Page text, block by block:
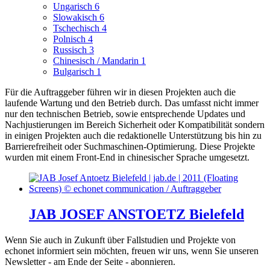
Ungarisch 6
Slowakisch 6
Tschechisch 4
Polnisch 4
Russisch 3
Chinesisch / Mandarin 1
Bulgarisch 1
Für die Auftraggeber führen wir in diesen Projekten auch die
laufende Wartung und den Betrieb durch. Das umfasst nicht immer
nur den technischen Betrieb, sowie entsprechende Updates und
Nachjustierungen im Bereich Sicherheit oder Kompatibilität sondern
in einigen Projekten auch die redaktionelle Unterstützung bis hin zu
Barrierefreiheit oder Suchmaschinen-Optimierung. Diese Projekte
wurden mit einem Front-End in chinesischer Sprache umgesetzt.
JAB JOSEF ANSTOETZ Bielefeld
Wenn Sie auch in Zukunft über Fallstudien und Projekte von
echonet informiert sein möchten, freuen wir uns, wenn Sie unseren
Newsletter - am Ende der Seite - abonnieren.